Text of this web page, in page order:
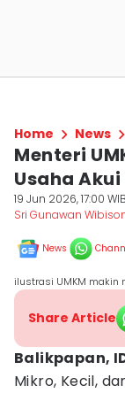
Home News
Menteri
Usaha
19 Jun 2026, 17:00 WIB
Sri Gunawan
News
ilustrasi UMKM makin
Share Article
Balikpapan,
Mikro, Kecil,